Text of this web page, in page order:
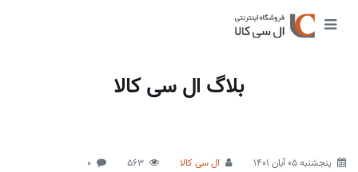
بلاگ ال سی کالا
پنجشنبه 05 آبان 1401 ال سی کالا 563
0